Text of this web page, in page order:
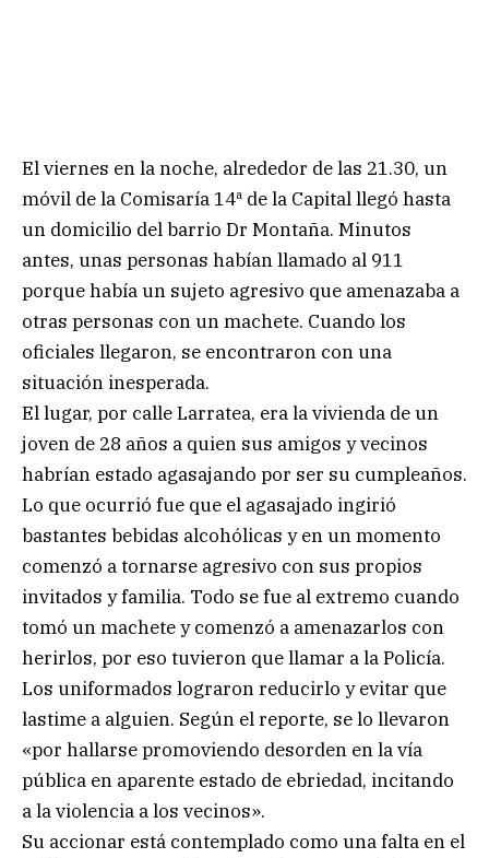
El viernes en la noche, alrededor de las 21.30, un
móvil de la Comisaría 14ª de la Capital llegó hasta
un domicilio del barrio Dr Montaña. Minutos
antes, unas personas habían llamado al 911
porque había un sujeto agresivo que amenazaba a
otras personas con un machete. Cuando los
oficiales llegaron, se encontraron con una
situación inesperada.
El lugar, por calle Larratea, era la vivienda de un
joven de 28 años a quien sus amigos y vecinos
habrían estado agasajando por ser su cumpleaños.
Lo que ocurrió fue que el agasajado ingirió
bastantes bebidas alcohólicas y en un momento
comenzó a tornarse agresivo con sus propios
invitados y familia. Todo se fue al extremo cuando
tomó un machete y comenzó a amenazarlos con
herirlos, por eso tuvieron que llamar a la Policía.
Los uniformados lograron reducirlo y evitar que
lastime a alguien. Según el reporte, se lo llevaron
«por hallarse promoviendo desorden en la vía
pública en aparente estado de ebriedad, incitando
a la violencia a los vecinos».
Su accionar está contemplado como una falta en el